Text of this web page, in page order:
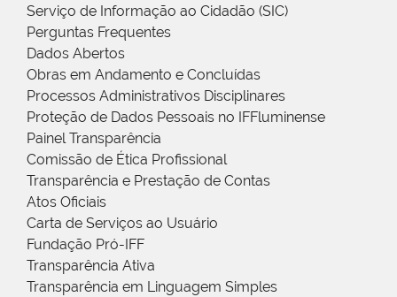
Serviço de Informação ao Cidadão (SIC)
Perguntas Frequentes
Dados Abertos
Obras em Andamento e Concluídas
Processos Administrativos Disciplinares
Proteção de Dados Pessoais no IFFluminense
Painel Transparência
Comissão de Ética Profissional
Transparência e Prestação de Contas
Atos Oficiais
Carta de Serviços ao Usuário
Fundação Pró-IFF
Transparência Ativa
Transparência em Linguagem Simples